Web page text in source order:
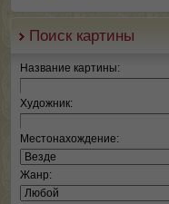
Поиск картины
Название картины:
Художник:
Местонахождение:
Жанр: